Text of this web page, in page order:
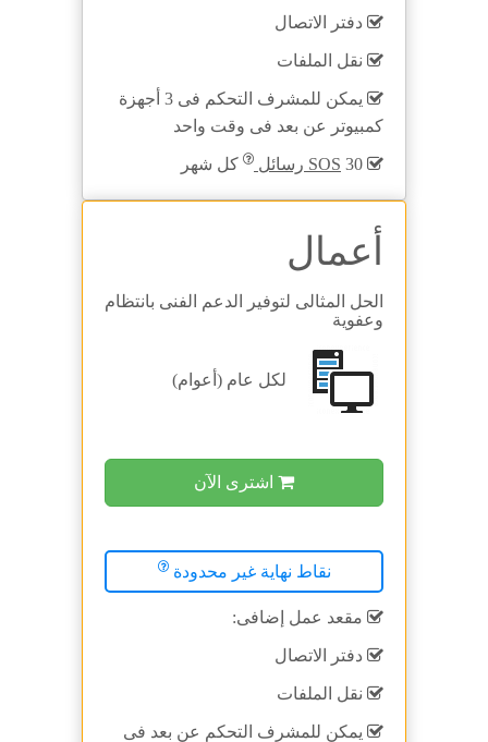
دفتر الاتصال
نقل الملفات
يمكن للمشرف التحكم فى 3 أجهزة
كمبيوتر عن بعد فى وقت واحد
SOS رسائل كل شهر
أعمال
الحل المثالى لتوفير الدعم الفنى بانتظام
وعفوية
لكل عام (أعوام)
اشترى الآن
نقاط نهاية غير محدودة
مقعد عمل إضافى:
دفتر الاتصال
نقل الملفات
يمكن للمشرف التحكم عن بعد فى